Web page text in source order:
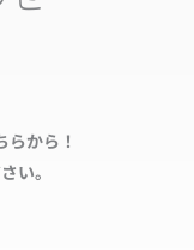
から！
い。